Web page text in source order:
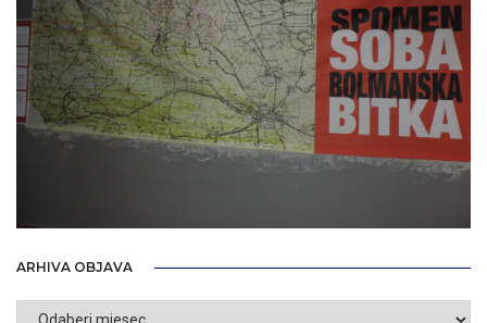
ARHIVA OBJAVA
Arhiva